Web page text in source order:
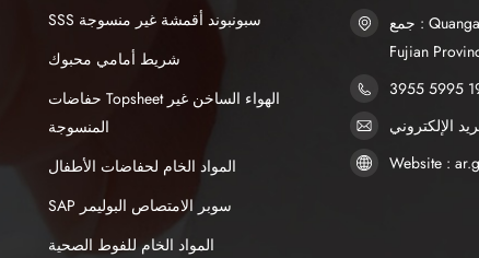
SSS سبونبوند أقمشة غير منسوجة
شريط أمامي محبوك
حفاضات Topsheet الهواء الساخن غير
المنسوجة
المواد الخام لحفاضات الأطفال
SAP سوبر الامتصاص البوليمر
المواد الخام للفوط الصحية
جمع : Quangang District, Quanzhou City,
Fujian
Website :